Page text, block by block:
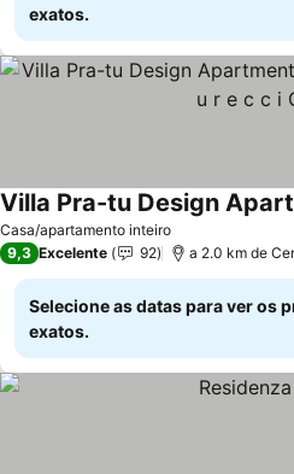
exatos.
Casa/apartamento inteiro
9,3 Excelente 92 a 2.0 km de
Selecione as datas para ver os
exatos.